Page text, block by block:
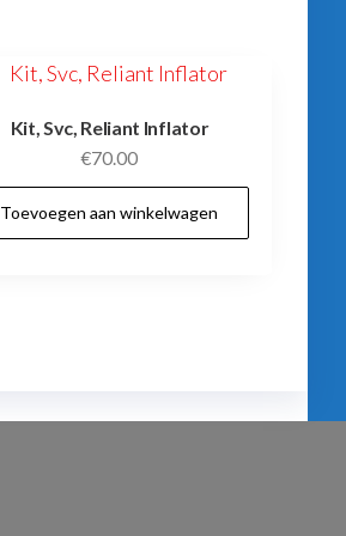
Kit, Svc, Reliant Inflator
€70.00
Toevoegen aan winkelwagen